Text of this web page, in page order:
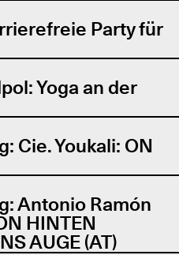
Party für
Yoga an der
Cie. Youkali: ON
Antonio Ramón
HINTEN
AUGE (AT)